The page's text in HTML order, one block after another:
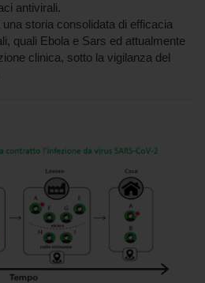
antivirali.
storia consolidata di efficacia
quali Ebola e Sars ed attualmente
clinica, sotto la vigilanza del